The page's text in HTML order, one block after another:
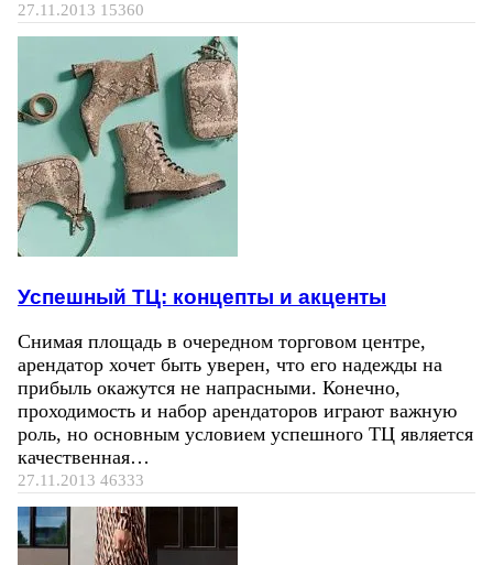
27.11.2013 15360
Успешный ТЦ: концепты и акценты
Снимая площадь в очередном торговом центре,
арендатор хочет быть уверен, что его надежды на
прибыль окажутся не напрасными. Конечно,
проходимость и набор арендаторов играют важную
роль, но основным условием успешного ТЦ является
качественная…
27.11.2013 46333